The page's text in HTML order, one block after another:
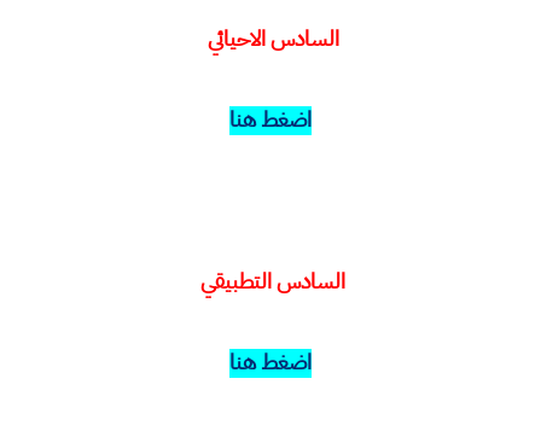
السادس الاحيائي
اضغط هنا
السادس التطبيقي
اضغط هنا